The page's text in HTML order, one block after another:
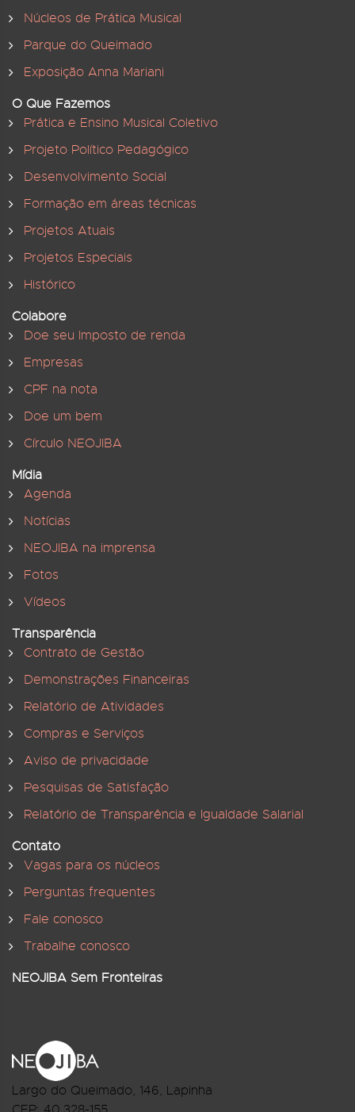
Núcleos de Prática Musical
Parque do Queimado
Exposição Anna Mariani
O Que Fazemos
Prática e Ensino Musical Coletivo
Projeto Político Pedagógico
Desenvolvimento Social
Formação em áreas técnicas
Projetos Atuais
Projetos Especiais
Histórico
Colabore
Doe seu Imposto de renda
Empresas
CPF na nota
Doe um bem
Círculo NEOJIBA
Mídia
Agenda
Notícias
NEOJIBA na imprensa
Fotos
Vídeos
Transparência
Contrato de Gestão
Demonstrações Financeiras
Relatório de Atividades
Compras e Serviços
Aviso de privacidade
Pesquisas de Satisfação
Relatório de Transparência e Igualdade Salarial
Contato
Vagas para os núcleos
Perguntas frequentes
Fale conosco
Trabalhe conosco
NEOJIBA Sem Fronteiras
Largo do Queimado, 146, Lapinha